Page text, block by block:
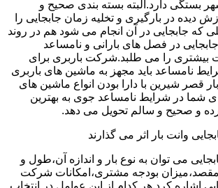
بستگی دارد.البته بسته بندی صحیح و
دیده در بارگیری و تخلیه زمان جابجایی را
که جابجایی در آن انجام می شود هم در روند
در فصل های بارانی و نامساعد
بیشتری را می طلبد.شرکت باربری برای
نامساعد باید مجهز به ماشین های باربری
قصر شیرین با دارا بودن انواع ماشین های
شما در شرایط نامساعد جوی به بهترین
و صحیح و سالم تحویل می دهد.
وانت بار اثر می گذارند
می توان به نوع بار و اندازه آن،طول و
مقصد،میزان بودجه مشتری،امکانات شرکت
اشاره کرد.هر کدام از این عوامل در انتخاب